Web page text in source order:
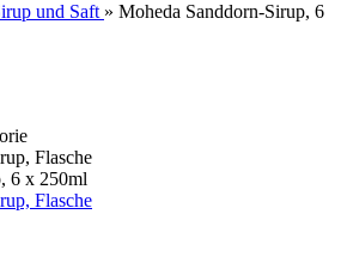
und Saft » Moheda Sanddorn-Sirup, 6
6 x 250ml